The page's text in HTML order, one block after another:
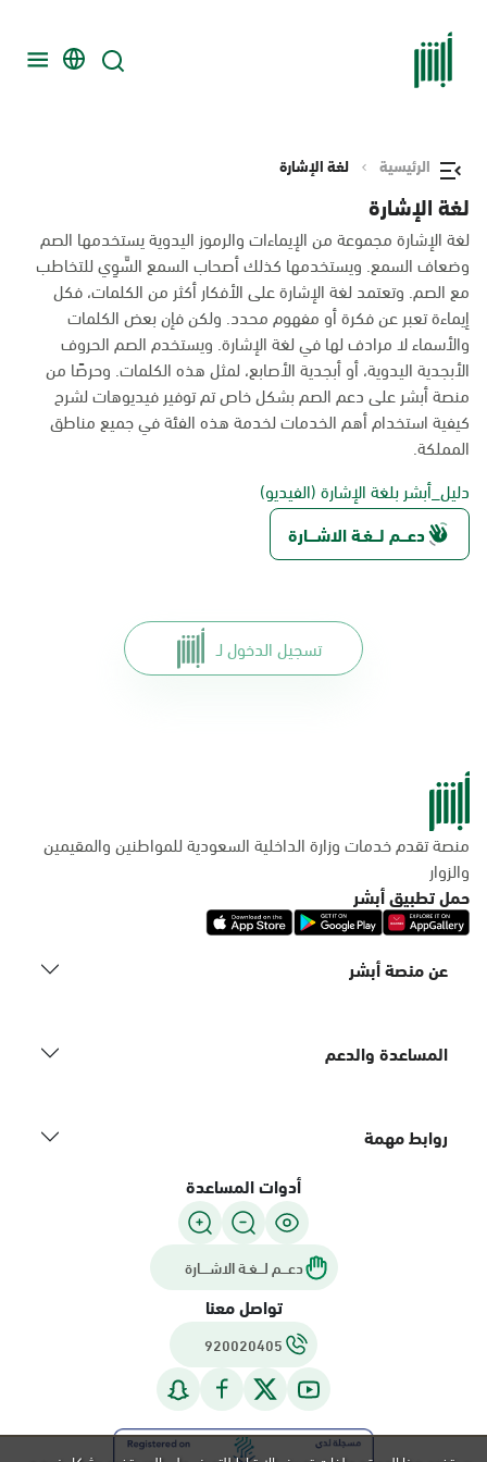
الرئيسية لغة الإشارة
لغة الإشارة
لغة الإشارة مجموعة من الإيماءات والرموز اليدوية يستخدمها الصم
وضعاف السمع. ويستخدمها كذلك أصحاب السمع السَّوِي للتخاطب
مع الصم. وتعتمد لغة الإشارة على الأفكار أكثر من الكلمات، فكل
إيماءة تعبر عن فكرة أو مفهوم محدد. ولكن فإن بعض الكلمات
والأسماء لا مرادف لها في لغة الإشارة. ويستخدم الصم الحروف
الأبجدية اليدوية، أو أبجدية الأصابع، لمثل هذه الكلمات. وحرصًا من
منصة أبشر على دعم الصم بشكل خاص تم توفير فيديوهات لشرح
كيفية استخدام أهم الخدمات لخدمة هذه الفئة في جميع مناطق
المملكة.
دليل_أبشر بلغة الإشارة (الفيديو)
دعـــم لـــغـة الاشــــارة
تسجيل الدخول لـ
منصة تقدم خدمات وزارة الداخلية السعودية للمواطنين والمقيمين
والزوار
حمل تطبيق أبشر
عن منصة أبشر
المساعدة والدعم
روابط مهمة
أدوات المساعدة
دعـــم لـــغـة الاشــــارة
تواصل معنا
920020405